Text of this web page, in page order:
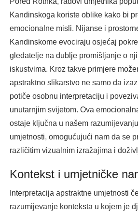
Kandinskoga koriste oblike kako bi
emocionalne misli. Nijanse i
Kandinskome evociraju osjećaj
gledatelje na dublje promišljanje o
iskustvima. Kroz takve primjere
apstraktno slikarstvo ne samo da
potiče osobnu interpretaciju i
unutarnjim svijetom. Ova
ostaje ključna u našem
umjetnosti, omogućujući nam da se
različitim vizualnim izražajima i
Kontekst i umjetničke
Interpretacija apstraktne umjetnosti
razumijevanje konteksta u kojem je